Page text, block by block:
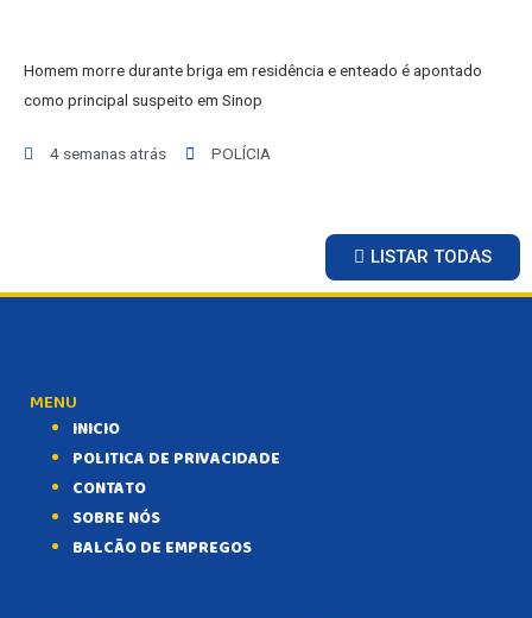
Homem morre durante briga em residência e enteado é apontado
como principal suspeito em Sinop
4 semanas atrás POLÍCIA
LISTAR TODAS
MENU
INICIO
POLITICA DE PRIVACIDADE
CONTATO
SOBRE NÓS
BALCÃO DE EMPREGOS